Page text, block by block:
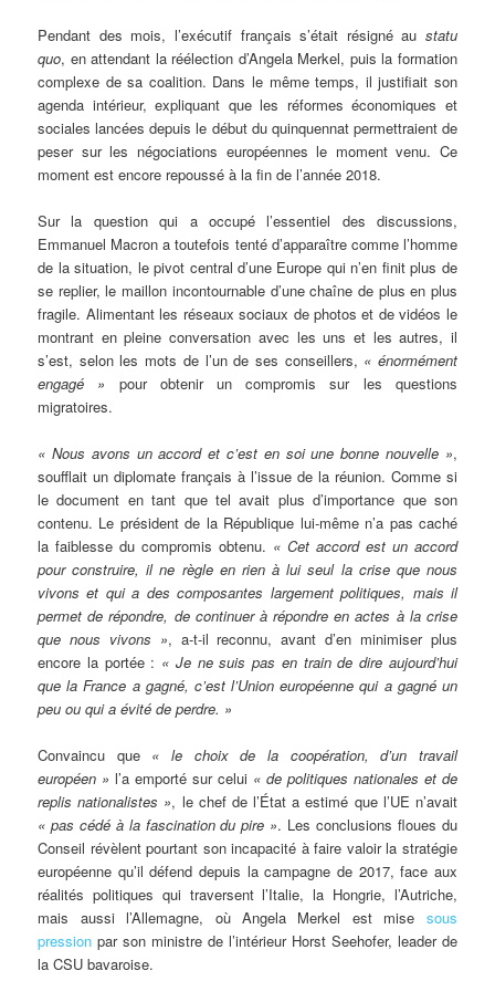
Pendant des mois, l’exécutif français s’était résigné au statu
quo, en attendant la réélection d’Angela Merkel, puis la formation
complexe de sa coalition. Dans le même temps, il justifiait son
agenda intérieur, expliquant que les réformes économiques et
sociales lancées depuis le début du quinquennat permettraient de
peser sur les négociations européennes le moment venu. Ce
moment est encore repoussé à la fin de l’année 2018.
Sur la question qui a occupé l’essentiel des discussions,
Emmanuel Macron a toutefois tenté d’apparaître comme l’homme
de la situation, le pivot central d’une Europe qui n’en finit plus de
se replier, le maillon incontournable d’une chaîne de plus en plus
fragile. Alimentant les réseaux sociaux de photos et de vidéos le
montrant en pleine conversation avec les uns et les autres, il
s’est, selon les mots de l’un de ses conseillers, « énormément
engagé » pour obtenir un compromis sur les questions
migratoires.
« Nous avons un accord et c’est en soi une bonne nouvelle »,
soufflait un diplomate français à l’issue de la réunion. Comme si
le document en tant que tel avait plus d’importance que son
contenu. Le président de la République lui-même n’a pas caché
la faiblesse du compromis obtenu. « Cet accord est un accord
pour construire, il ne règle en rien à lui seul la crise que nous
vivons et qui a des composantes largement politiques, mais il
permet de répondre, de continuer à répondre en actes à la crise
que nous vivons », a-t-il reconnu, avant d’en minimiser plus
encore la portée : « Je ne suis pas en train de dire aujourd’hui
que la France a gagné, c’est l’Union européenne qui a gagné un
peu ou qui a évité de perdre. »
Convaincu que « le choix de la coopération, d’un travail
européen » l’a emporté sur celui « de politiques nationales et de
replis nationalistes », le chef de l’État a estimé que l’UE n’avait
« pas cédé à la fascination du pire ». Les conclusions floues du
Conseil révèlent pourtant son incapacité à faire valoir la stratégie
européenne qu’il défend depuis la campagne de 2017, face aux
réalités politiques qui traversent l’Italie, la Hongrie, l’Autriche,
mais aussi l’Allemagne, où Angela Merkel est mise sous
pression par son ministre de l’intérieur Horst Seehofer, leader de
la CSU bavaroise.